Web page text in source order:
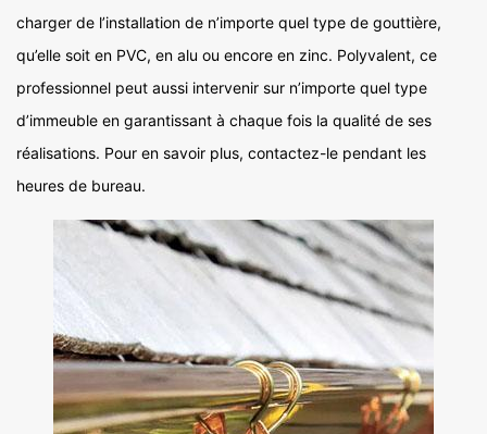
charger de l’installation de n’importe quel type de gouttière,
qu’elle soit en PVC, en alu ou encore en zinc. Polyvalent, ce
professionnel peut aussi intervenir sur n’importe quel type
d’immeuble en garantissant à chaque fois la qualité de ses
réalisations. Pour en savoir plus, contactez-le pendant les
heures de bureau.